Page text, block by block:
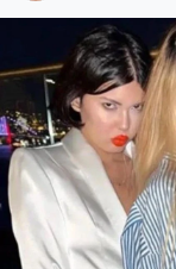
Sağlık
Savunma
Seçim 2023
Spor
Teknoloji